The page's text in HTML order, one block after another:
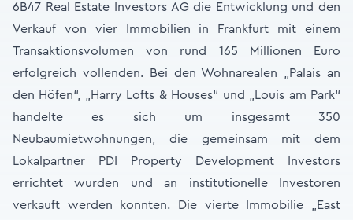
6B47 Real Estate Investors AG die Entwicklung und den
Verkauf von vier Immobilien in Frankfurt mit einem
Transaktionsvolumen von rund 165 Millionen Euro
erfolgreich vollenden. Bei den Wohnarealen „Palais an
den Höfen“, „Harry Lofts & Houses“ und „Louis am Park“
handelte es sich um insgesamt 350
Neubaumietwohnungen, die gemeinsam mit dem
Lokalpartner PDI Property Development Investors
errichtet wurden und an institutionelle Investoren
verkauft werden konnten. Die vierte Immobilie „East